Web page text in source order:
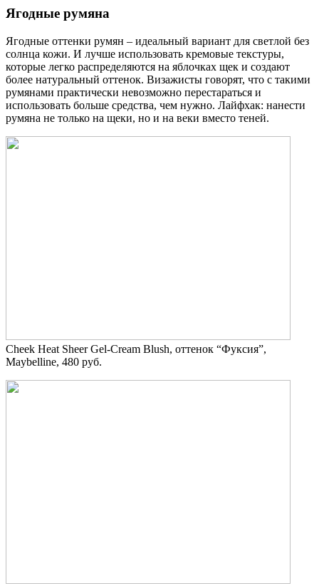
Ягодные румяна
Ягодные оттенки румян – идеальный вариант для светлой без
солнца кожи. И лучше использовать кремовые текстуры,
которые легко распределяются на яблочках щек и создают
более натуральный оттенок. Визажисты говорят, что с такими
румянами практически невозможно перестараться и
использовать больше средства, чем нужно. Лайфхак: нанести
румяна не только на щеки, но и на веки вместо теней.
Cheek Heat Sheer Gel-Cream Blush, оттенок “Фуксия”,
Maybelline, 480 руб.